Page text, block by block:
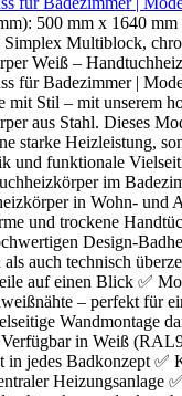
500 mm x 1640 mm
Simplex Multiblock,
Weiß –
für Badezimmer |
mit Stil – mit unserem
aus Stahl. Dieses
starke Heizleistung,
und funktionale
im
in Wohn- und
und trockene
Design-
auch technisch
auf einen Blick ✅
– perfekt für
Wandmontage
in Weiß
in jedes Badkonzept ✅
Heizungsanlage